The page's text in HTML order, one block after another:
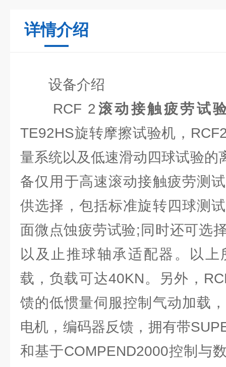
详情介绍
设备介绍
RCF 2滚动接触疲劳试
TE92HS旋转摩擦试验机，
量系统以及低速滑动四球试验的
备仅⽤于⾼速滚动接触疲劳测
供选择，包括标准旋转四球测
⾯微点蚀疲劳试验;同时还可选
以及⽌推球轴承适配器。以
载，负载可达40KN。另外，
馈的低惯量伺服控制⽓动加载
电机，编码器反馈，拥有带
和基于COMPEND2000控制与